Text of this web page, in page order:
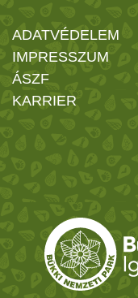
ADATVÉDELEM
IMPRESSZUM
ÁSZF
KARRIER